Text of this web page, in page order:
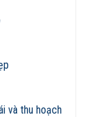
và thu hoạch